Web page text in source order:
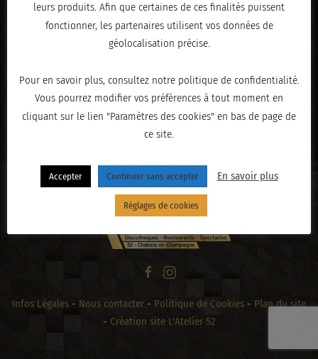
« PRÉCÉDENT
Infos Légales - Nous contacter - Politique de Cookies - Plan du site
- Création site L'Atelier 52
leurs produits. Afin que certaines de ces finalités puissent
fonctionner, les partenaires utilisent vos données de
géolocalisation précise.
Pour en savoir plus, consultez notre politique de confidentialité.
Vous pourrez modifier vos préférences à tout moment en
cliquant sur le lien "Paramètres des cookies" en bas de page de
ce site.
Accepter Continuer sans accepter En savoir plus
Réglages de cookies